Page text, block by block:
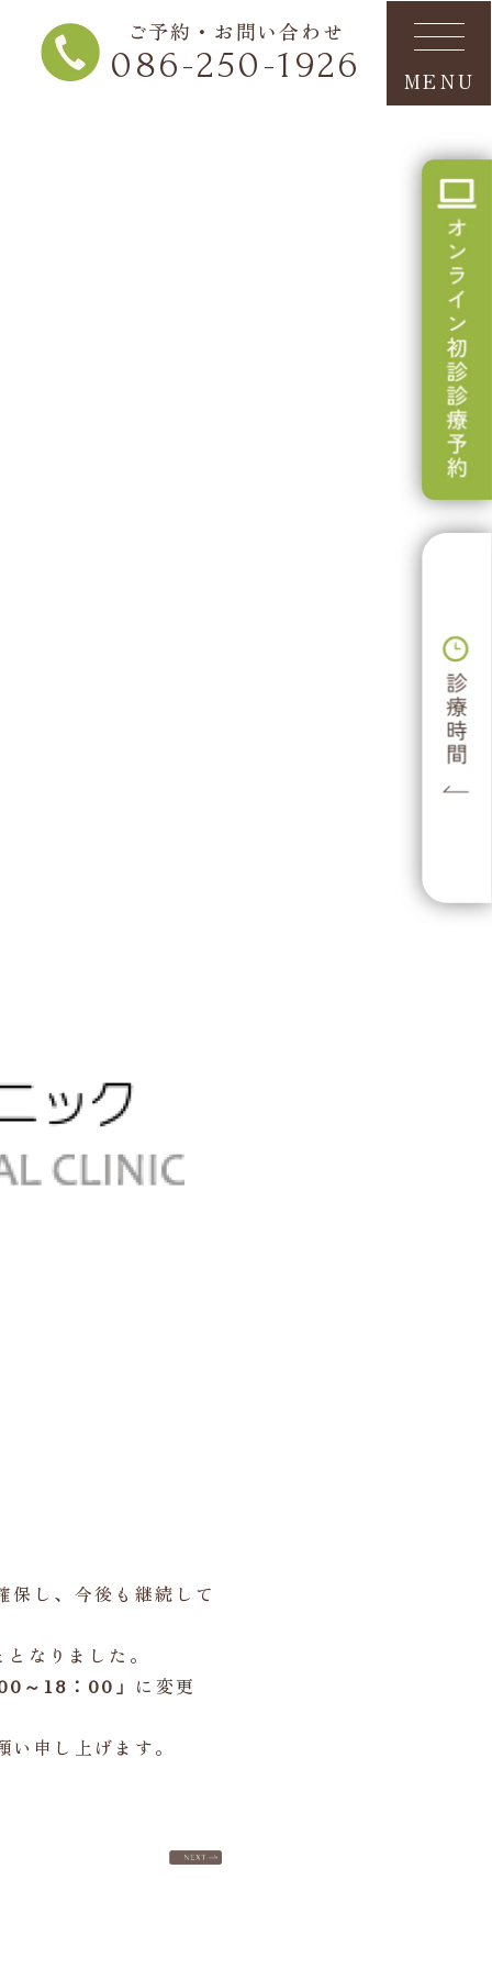
ご予約・お問い合わせ
086-250-1926 MENU
保し、今後も継続して
なりました。
～18：00」 に変更
申し上げます。